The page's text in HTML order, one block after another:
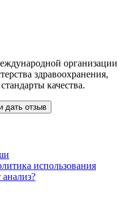
организации
здравоохранения,
качества.
дать отзыв
использования
анализ?